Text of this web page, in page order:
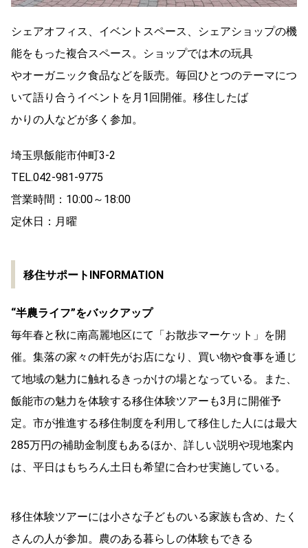
シェアオフィス、イベントスペース、シェアショップの機
能をもった複合スペース。ショップでは木の玩具
やオーガニック食品などを販売。毎回ひとつのテーマにつ
いて語り合うイベントを月1回開催。移住したば
かりの人などが多く参加。
埼玉県飯能市仲町3-2
TEL.042-981-9775
営業時間：10:00～18:00
定休日：月曜
移住サポートINFORMATION
“半農ライフ”をバックアップ
毎年春と秋に南高麗地区にて「お散歩マーケット」を開
催。集落の家々の軒先がお店になり、買い物や食事を通じ
て地域の魅力に触れるきっかけの場となっている。また、
飯能市の魅力を体験する移住体験ツアーも3月に開催予
定。市が推進する移住制度を利用して移住した人には最大
285万円の補助金制度もあるほか、詳しい説明や現地案内
は、平日はもちろん土日も希望に合わせ実施している。
移住体験ツアーには小さな子どものいる家族も含め、たく
さんの人が参加。農のある暮らしの体験もできる